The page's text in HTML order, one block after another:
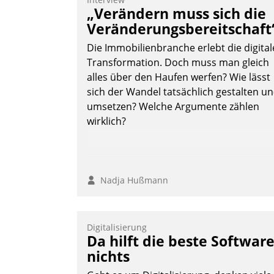
Teilnehmer kurzweilige Einblicke in
innovative Cloud-Strategien und -
Lösungen mit hohem Zukunftspotenzial.
Andreas Lerchner
„Verändern muss sich die
Die Immobilienbranche erlebt die
Transformation. Doch muss man gleich
alles über den Haufen werfen? Wie lässt
sich der Wandel tatsächlich gestalten
umsetzen? Welche Argumente zählen
wirklich?
Nadja Hußmann
Digitalisierung
Da hilft die beste Software
nichts